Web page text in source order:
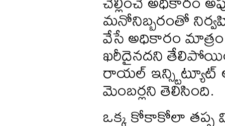
మనోనిబ్బరంతో
వేసే అధికారం
ఖరీదైనదని
రాయల్ ఇన్స్టిట్యూట్
మెంబర్లని తెలిసింది.
ఒక్క కోకాకోలా